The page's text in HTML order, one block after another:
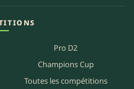
Pro D2
Champions Cup
Toutes les compétitions